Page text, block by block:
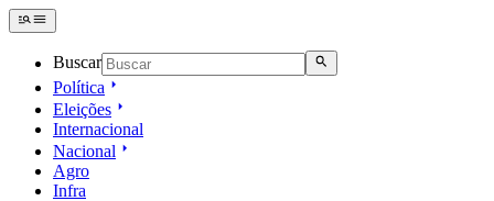
Buscar
Política
Eleições
Internacional
Nacional
Agro
Infra